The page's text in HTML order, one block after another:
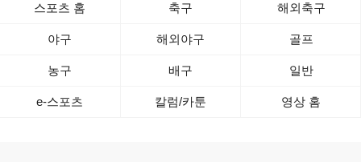
스포츠 홈 축구 해외축구
야구 해외야구 골프
농구 배구 일반
e-스포츠 칼럼/카툰 영상 홈